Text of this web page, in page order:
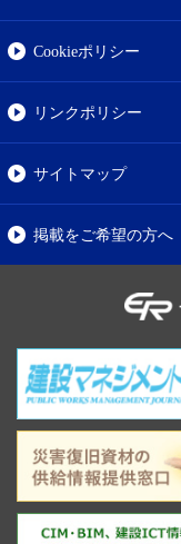
Cookieポリシー
リンクポリシー
サイトマップ
掲載をご希望の方へ